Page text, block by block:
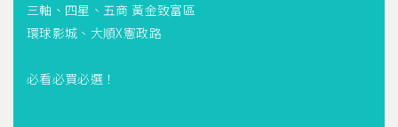
三軸、四星、五商 黃金致富區
環球影城、大順X憲政路
必看必買必選！